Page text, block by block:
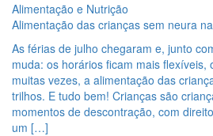
Alimentação e Nutrição
Alimentação das crianças sem neura
As férias de julho chegaram e, junto
muda: os horários ficam mais flexíveis,
muitas vezes, a alimentação das
trilhos. E tudo bem! Crianças são
momentos de descontração, com
um […]